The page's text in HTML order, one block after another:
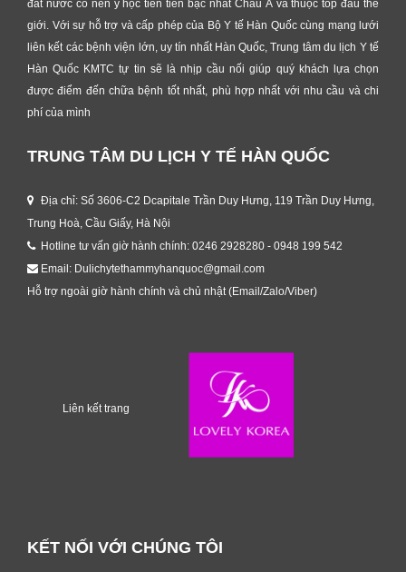
đất nước có nền y học tiên tiến bậc nhất Châu Á và thuộc top đầu thế
giới. Với sự hỗ trợ và cấp phép của Bộ Y tế Hàn Quốc cùng mạng lưới
liên kết các bệnh viện lớn, uy tín nhất Hàn Quốc, Trung tâm du lịch Y tế
Hàn Quốc KMTC tự tin sẽ là nhịp cầu nối giúp quý khách lựa chọn
được điểm đến chữa bệnh tốt nhất, phù hợp nhất với nhu cầu và chi
phí của mình
TRUNG TÂM DU LỊCH Y TẾ HÀN QUỐC
Địa chỉ: Số 3606-C2 Dcapitale Trần Duy Hưng, 119 Trần Duy Hưng,
Trung Hoà, Cầu Giấy, Hà Nội
Hotline tư vấn giờ hành chính: 0246 2928280 - 0948 199 542
Email: Dulichytethammyhanquoc@gmail.com
Hỗ trợ ngoài giờ hành chính và chủ nhật (Email/Zalo/Viber)
Liên kết trang
KẾT NỐI VỚI CHÚNG TÔI